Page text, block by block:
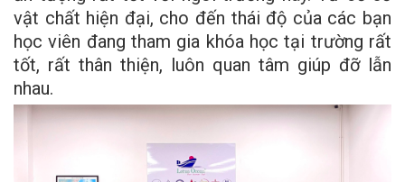
vật chất hiện đại, cho đến thái độ của các bạn
học viên đang tham gia khóa học tại trường rất
tốt, rất thân thiện, luôn quan tâm giúp đỡ lẫn
nhau.